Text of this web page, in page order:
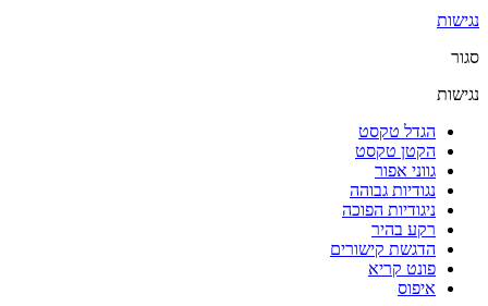
נגישות
סגור
נגישות
הגדל טקסט
הקטן טקסט
גווני אפור
נגודיות גבוהה
ניגודיות הפוכה
רקע בהיר
הדגשת קישורים
פונט קריא
איפוס